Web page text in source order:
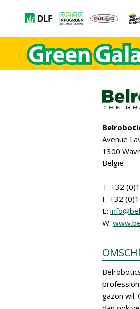
Avenue
1300
België
T: +32
F: +32
E:
W:
gazon wil.